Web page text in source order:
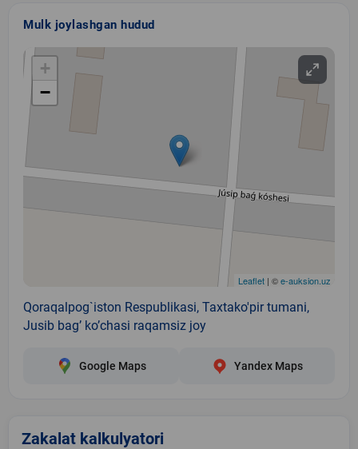
Mulk joylashgan hudud
+
−
Leaflet | ©e-auksion.uz
Qoraqalpog`iston Respublikasi, Taxtako'pir tumani,
Jusib bag’ ko’chasi raqamsiz joy
Google Maps Yandex Maps
Zakalat kalkulyatori